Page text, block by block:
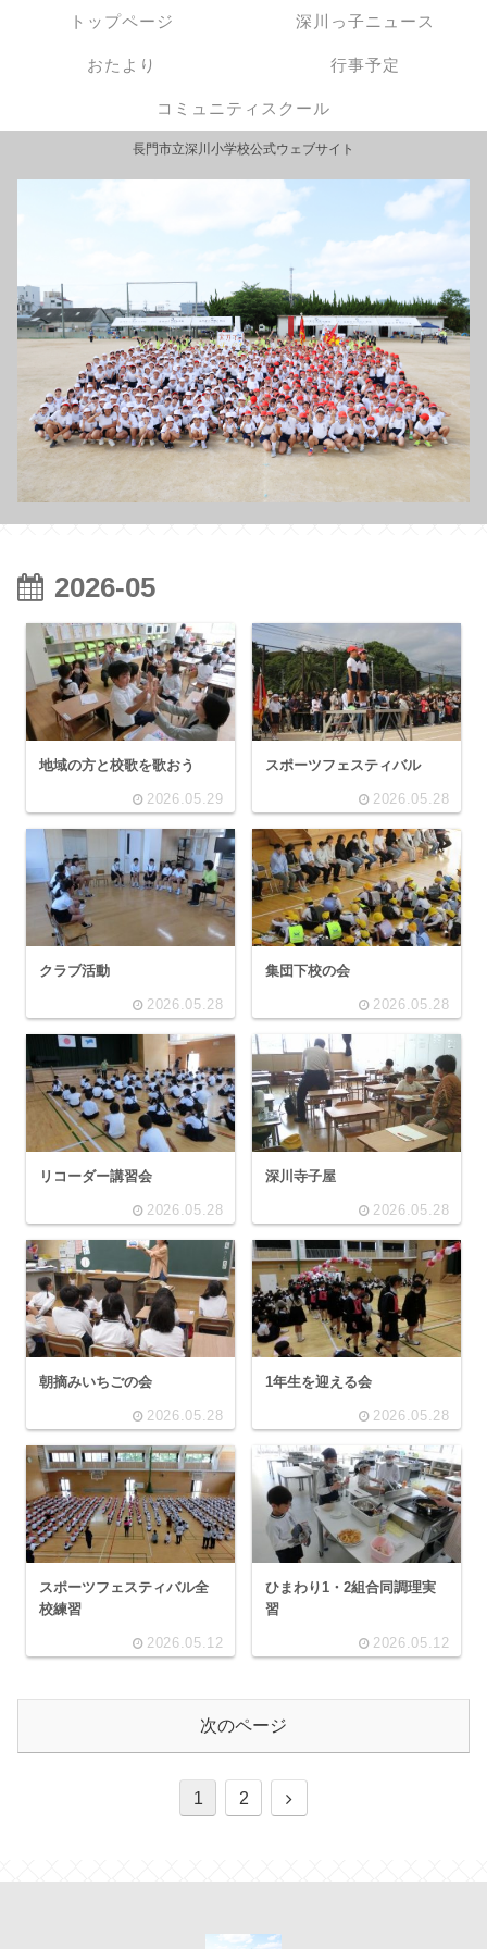
長門市立深川小学校公式ウェブサイト
トップページ 深川っ子ニュース
おたより 行事予定
コミュニティスクール
2026-05
地域の方と校歌を歌おう
2026.05.29
スポーツフェスティバル
2026.05.28
クラブ活動
2026.05.28
集団下校の会
2026.05.28
リコーダー講習会
2026.05.28
深川寺子屋
2026.05.28
朝摘みいちごの会
2026.05.28
1年生を迎える会
2026.05.28
スポーツフェスティバル全
校練習
2026.05.12
ひまわり1・2組合同調理実
習
2026.05.12
次のページ
1 2